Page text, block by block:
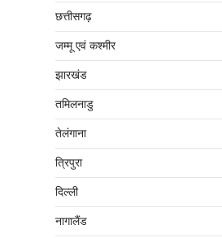
छत्तीसगढ़
जम्‍मू एवं कश्‍मीर
झारखंड
तमिलनाडु
तेलंगाना
त्रिपुरा
दिल्‍ली
नागालैंड